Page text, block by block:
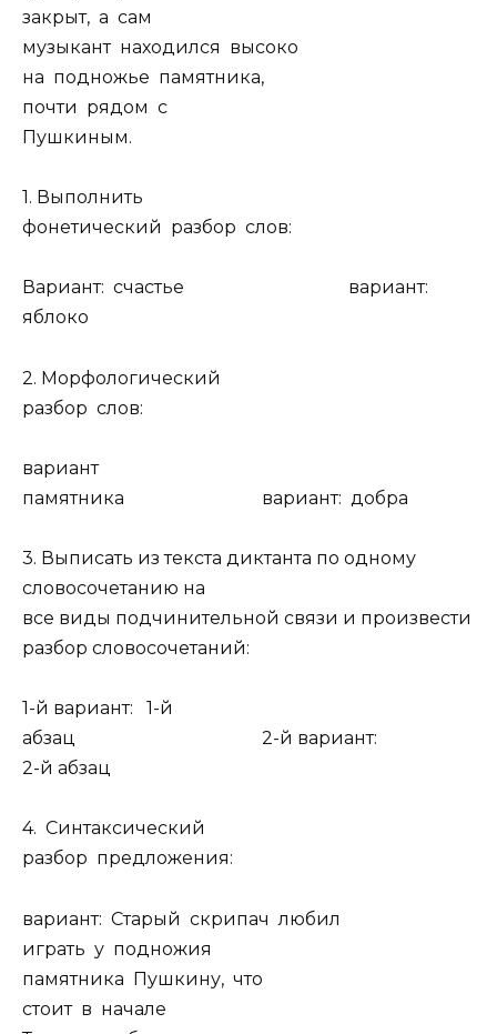
закрыт, а сам
музыкант находился высоко
на подножье памятника,
почти рядом с
Пушкиным.
1. Выполнить
фонетический разбор слов:
Вариант: счастье вариант:
яблоко
2. Морфологический
разбор слов:
вариант
памятника вариант: добра
3. Выписать из текста диктанта по одному
словосочетанию на
все виды подчинительной связи и произвести
разбор словосочетаний:
1-й вариант: 1-й
абзац 2-й вариант:
2-й абзац
4. Синтаксический
разбор предложения:
вариант: Старый скрипач любил
играть у подножия
памятника Пушкину, что
стоит в начале